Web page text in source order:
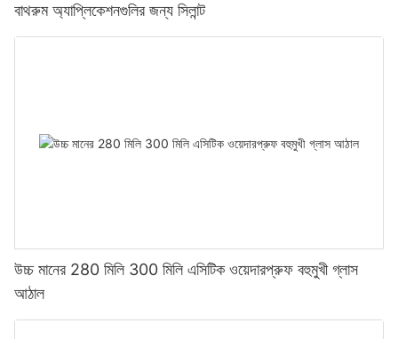
বাথরুম অ্যাপ্লিকেশনগুলির জন্য সিলান্ট
উচ্চ মানের 280 মিলি 300 মিলি এসিটিক ওয়েদারপ্রুফ বহুমুখী গ্লাস
আঠাল